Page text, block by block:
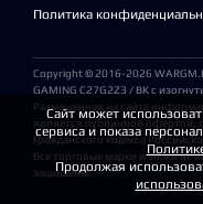
Политика
Copyright © 2016-2026
GAMING C27G2Z3 / BK с
Размещенная на сайте
является публичной офертой,
Гражданского кодекса
Все торговые марки и знаки не
защищены.
Сайт может
сервиса и показа
Продолжая